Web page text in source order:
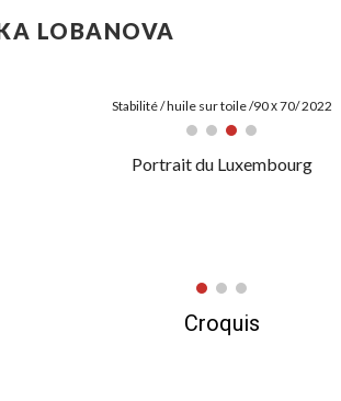
LOBANOVA
Stabilité / huile sur toile /90 х 70/ 2022
Portrait du Luxembourg
Croquis